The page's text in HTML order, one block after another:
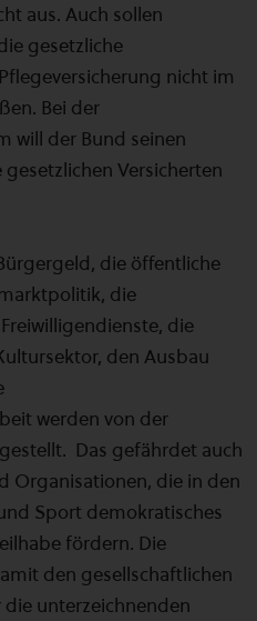
aus. Auch sollen
gesetzliche
nicht im
Bei der
will der Bund seinen
Versicherten
die öffentliche
die
die
den Ausbau
werden von der
Das gefährdet auch
Organisationen, die in den
Sport demokratisches
fördern. Die
den gesellschaftlichen
unterzeichnenden